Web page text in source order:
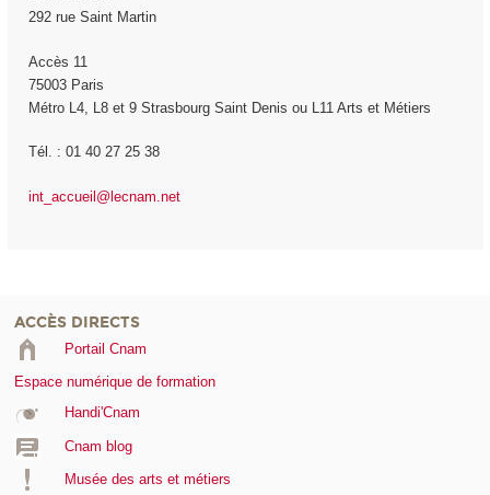
292 rue Saint Martin
Accès 11
75003 Paris
Métro L4, L8 et 9 Strasbourg Saint Denis ou L11 Arts et Métiers
Tél. : 01 40 27 25 38
int_accueil@lecnam.net
ACCÈS DIRECTS
Portail Cnam
Espace numérique de formation
Handi'Cnam
Cnam blog
Musée des arts et métiers